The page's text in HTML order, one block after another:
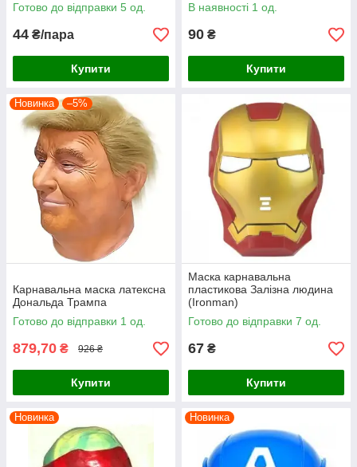
Готово до відправки 5 од.
44 ₴/пара
Купити
В наявності 1 од.
90 ₴
Купити
Новинка –5%
Карнавальна маска латексна
Дональда Трампа
Готово до відправки 1 од.
879,70 ₴ 926 ₴
Купити
Маска карнавальна
пластикова Залізна людина
(Ironman)
Готово до відправки 7 од.
67 ₴
Купити
Новинка Новинка